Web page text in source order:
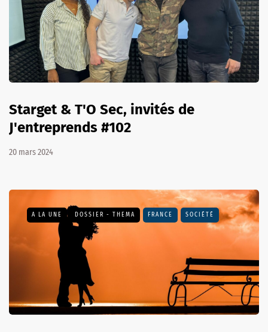
Starget & T'O Sec, invités de
J'entreprends #102
20 mars 2024
A LA UNE DOSSIER - THEMA FRANCE SOCIÉTÉ